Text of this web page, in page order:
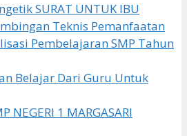
SURAT UNTUK IBU
Teknis Pemanfaatan
Pembelajaran SMP Tahun
Belajar Dari Guru Untuk
NEGERI 1 MARGASARI